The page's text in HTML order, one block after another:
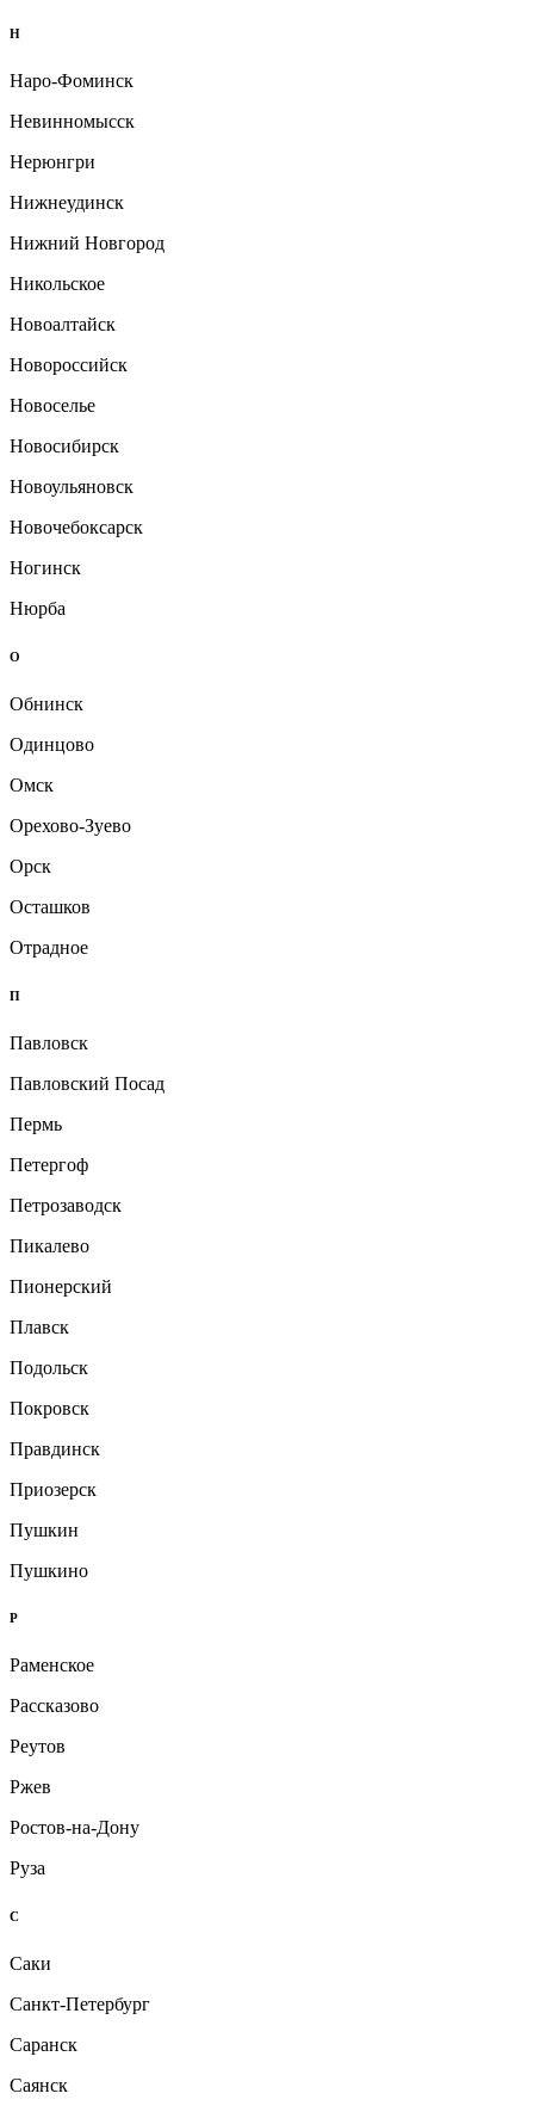
Н
Наро-Фоминск
Невинномысск
Нерюнгри
Нижнеудинск
Нижний Новгород
Никольское
Новоалтайск
Новороссийск
Новоселье
Новосибирск
Новоульяновск
Новочебоксарск
Ногинск
Нюрба
О
Обнинск
Одинцово
Омск
Орехово-Зуево
Орск
Осташков
Отрадное
П
Павловск
Павловский Посад
Пермь
Петергоф
Петрозаводск
Пикалево
Пионерский
Плавск
Подольск
Покровск
Правдинск
Приозерск
Пушкин
Пушкино
Р
Раменское
Рассказово
Реутов
Ржев
Ростов-на-Дону
Руза
С
Саки
Санкт-Петербург
Саранск
Саянск